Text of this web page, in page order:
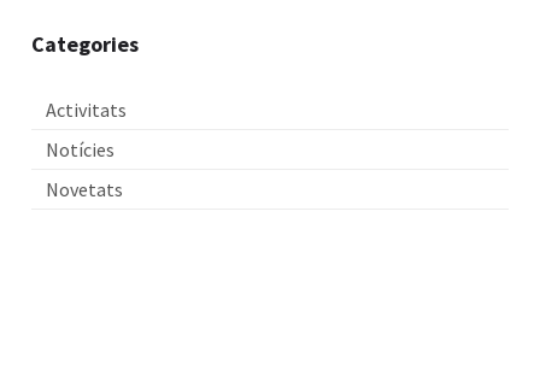
Categories
Activitats
Notícies
Novetats